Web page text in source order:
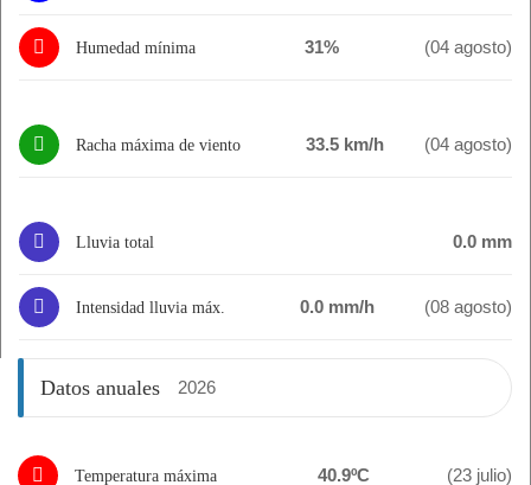
Humedad mínima 31% (04 agosto)
Racha máxima de viento 33.5 km/h (04 agosto)
Lluvia total 0.0 mm
Intensidad lluvia máx. 0.0 mm/h (08 agosto)
Datos anuales 2026
Temperatura máxima 40.9ºC (23 julio)